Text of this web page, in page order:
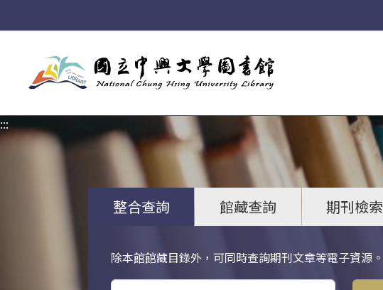
:::
整合查詢 館藏查詢 期刊檢索
除本館館藏目錄外，可同時查詢期刊文章等電子資源。
關鍵字搜尋